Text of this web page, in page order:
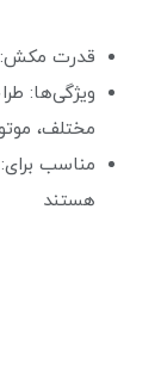
قدرت مکش: 900 متر مکعب در ساعت
ویژگی‌ها:
مختلف،
مناسب
هستند